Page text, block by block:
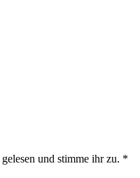
gelesen und stimme ihr zu. *